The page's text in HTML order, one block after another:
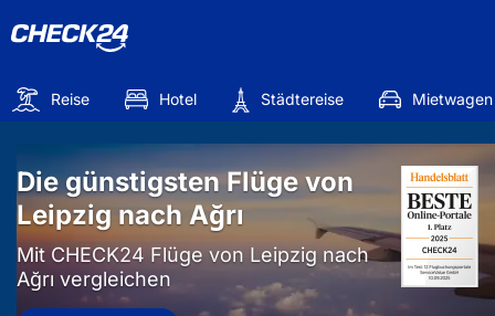
Reise Hotel Städtereise Mietwagen
Die günstigsten Flüge von
Leipzig nach Ağrı
Mit CHECK24 Flüge von Leipzig nach
Ağrı vergleichen